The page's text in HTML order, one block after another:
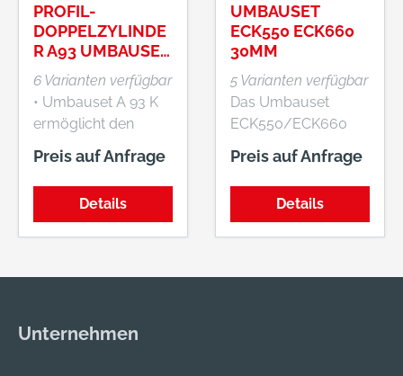
PROFIL-
DOPPELZYLINDE
R A93 UMBAUSET
KNAUF
6 Varianten verfügbar
• Umbauset A 93 K
ermöglicht den
Umbau eines
Doppelzylinder in
einen Knaufzylinder •
Der Umbau erfolgt in
Preis auf Anfrage
Details
UMBAUSET
ECK550 ECK660
30MM
5 Varianten verfügbar
Das Umbauset
ECK550/ECK660
ermöglicht den
einfachen Umbau
eines
Doppelzylinders in
einem bestehenden
Preis auf Anfrage
Details
Unternehmen